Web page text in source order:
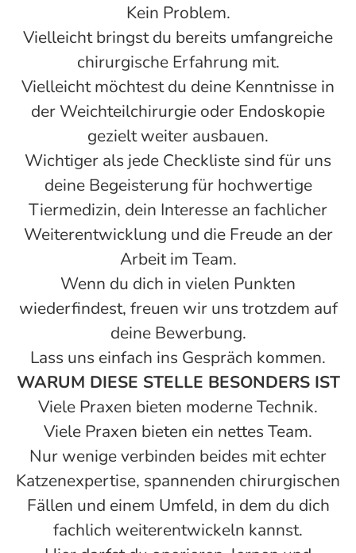
Kein Problem.
Vielleicht bringst du bereits umfangreiche
chirurgische Erfahrung mit.
Vielleicht möchtest du deine Kenntnisse in
der Weichteilchirurgie oder Endoskopie
gezielt weiter ausbauen.
Wichtiger als jede Checkliste sind für uns
deine Begeisterung für hochwertige
Tiermedizin, dein Interesse an fachlicher
Weiterentwicklung und die Freude an der
Arbeit im Team.
Wenn du dich in vielen Punkten
wiederfindest, freuen wir uns trotzdem auf
deine Bewerbung.
Lass uns einfach ins Gespräch kommen.
WARUM DIESE STELLE BESONDERS IST
Viele Praxen bieten moderne Technik.
Viele Praxen bieten ein nettes Team.
Nur wenige verbinden beides mit echter
Katzenexpertise, spannenden chirurgischen
Fällen und einem Umfeld, in dem du dich
fachlich weiterentwickeln kannst.